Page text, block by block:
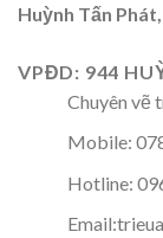
Huỳnh Tấn
VPĐD: 944
Chuyên vẽ
Mobile:
Hotline: